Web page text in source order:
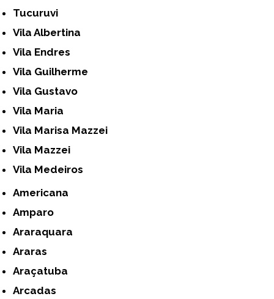
Tucuruvi
Vila Albertina
Vila Endres
Vila Guilherme
Vila Gustavo
Vila Maria
Vila Marisa Mazzei
Vila Mazzei
Vila Medeiros
Americana
Amparo
Araraquara
Araras
Araçatuba
Arcadas